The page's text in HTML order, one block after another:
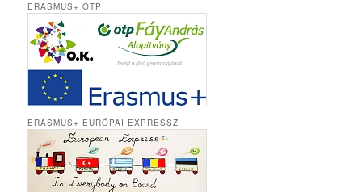
ERASMUS+ OTP
ERASMUS+ EURÓPAI EXPRESSZ